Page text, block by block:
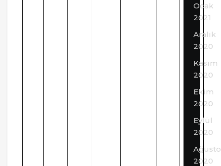
Ocak
2021
Aralık
2020
Kasım
2020
Ekim
2020
Eylül
2020
2020